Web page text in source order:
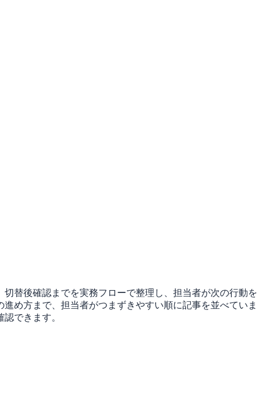
替後確認までを実務フローで整理し、担当者が次の行動を
め方まで、担当者がつまずきやすい順に記事を並べていま
できます。